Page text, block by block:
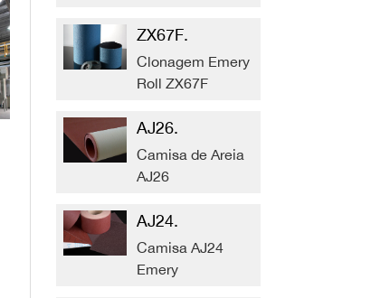
ZX67F.
Clonagem Emery
Roll ZX67F
AJ26.
Camisa de Areia
AJ26
AJ24.
Camisa AJ24
Emery